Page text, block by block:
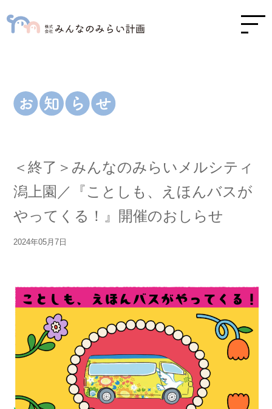
＜終了＞みんなのみらいメルシティ
潟上園／『ことしも、えほんバスが
やってくる！』開催のおしらせ
2024年05月7日